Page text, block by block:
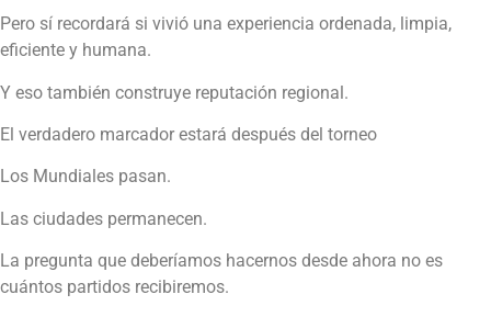
Pero sí recordará si vivió una experiencia ordenada, limpia,
eficiente y humana.
Y eso también construye reputación regional.
El verdadero marcador estará después del torneo
Los Mundiales pasan.
Las ciudades permanecen.
La pregunta que deberíamos hacernos desde ahora no es
cuántos partidos recibiremos.